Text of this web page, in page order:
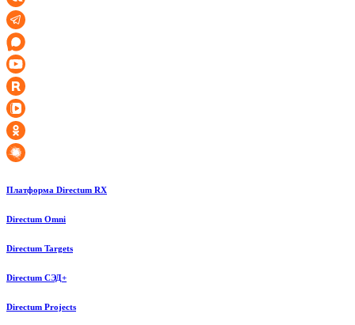
Платформа Directum RX
Directum Omni
Directum Targets
Directum СЭД+
Directum Projects